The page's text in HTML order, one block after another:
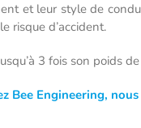
et leur style de
risque d’accident.
3 fois son poids
Bee Engineering,